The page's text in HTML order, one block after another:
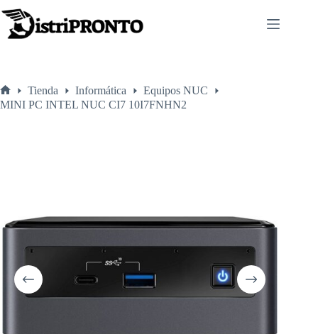
al
contenido
Inicio
Tienda Informática
Equipos NUC
MINI PC INTEL NUC CI7 10I7FNHN2